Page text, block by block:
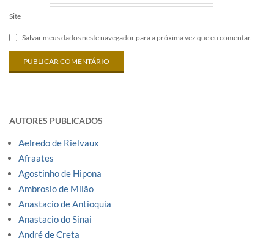
Site
Salvar meus dados neste navegador para a próxima vez que eu comentar.
AUTORES PUBLICADOS
Aelredo de Rielvaux
Afraates
Agostinho de Hipona
Ambrosio de Milão
Anastacio de Antioquia
Anastacio do Sinai
André de Creta